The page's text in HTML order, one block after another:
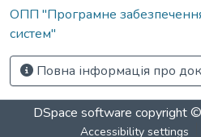
ОПП "Програмне
систем"
Повна інформація про
DSpace software copyright
Accessibility settings